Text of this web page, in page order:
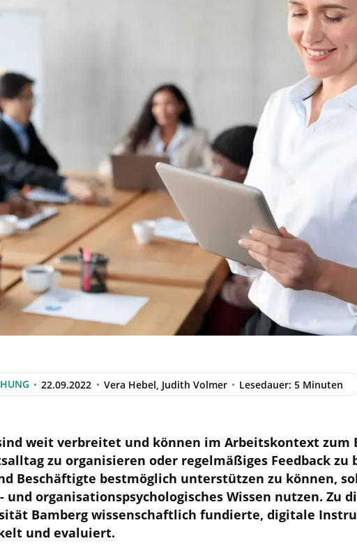
22.09.2022 Vera Hebel, Judith Volmer Lesedauer: 5 Minuten
weit verbreitet und können im Arbeitskontext zum
zu organisieren oder regelmäßiges Feedback zu
Beschäftigte bestmöglich unterstützen zu können,
organisationspsychologisches Wissen nutzen. Zu
Bamberg wissenschaftlich fundierte, digitale
und evaluiert.